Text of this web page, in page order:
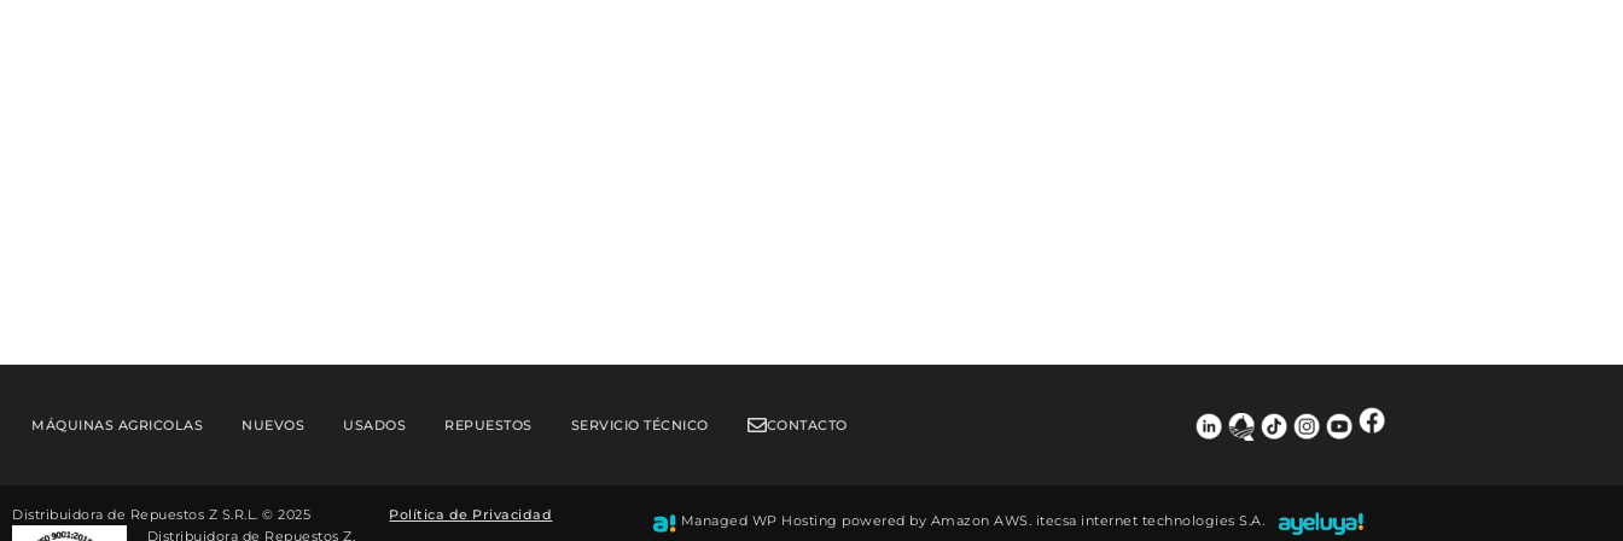
MÁQUINAS AGRICOLAS NUEVOS USADOS REPUESTOS SERVICIO TÉCNICO CONTACTO
Distribuidora de Repuestos Z S.R.L. © 2025
Distribuidora de Repuestos Z,
Política de Privacidad Managed WP Hosting powered by Amazon AWS. itecsa internet technologies S.A.